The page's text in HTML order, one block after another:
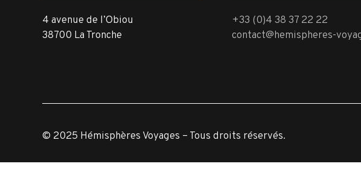
4 avenue de l’Obiou
38700 La Tronche
+33 (0)4 38 37 22 22
contact@hemispheres-
© 2025 Hémisphères Voyages – Tous droits réservés.